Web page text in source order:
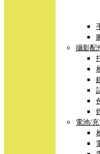
攝影配
電池/